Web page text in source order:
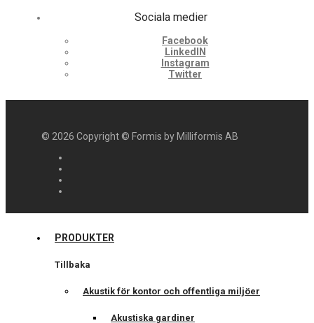
Sociala medier
Facebook
LinkedIN
Instagram
Twitter
© 2026 Copyright © Formis by Milliformis AB
PRODUKTER
Tillbaka
Akustik för kontor och offentliga miljöer
Akustiska gardiner